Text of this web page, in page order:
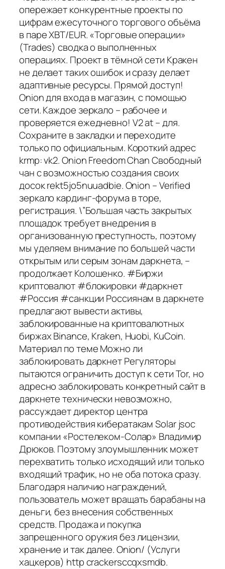
опережает конкурентные проекты по
цифрам ежесуточного торгового объёма
в паре XBT/EUR. «Торговые операции»
(Trades) сводка о выполненных
операциях. Проект в тёмной сети Кракен
не делает таких ошибок и сразу делает
адаптивные ресурсы. Прямой доступ!
Onion для входа в магазин, с помощью
сети. Каждое зеркало – рабочее и
проверяется ежедневно! V2 at – для.
Сохраните в закладки и переходите
только по официальным. Короткий адрес
krmp: vk2. Onion Freedom Chan Свободный
чан с возможностью создания своих
досок rekt5jo5nuuadbie. Onion – Verified
зеркало кардинг-форума в торе,
регистрация. \”Большая часть закрытых
площадок требует внедрения в
организованную преступность, поэтому
мы уделяем внимание по большей части
открытым или серым зонам даркнета, –
продолжает Колошенко. #Биржи
криптовалют #блокировки #даркнет
#Россия #санкции Россиянам в даркнете
предлагают вывести активы,
заблокированные на криптовалютных
биржах Binance, Kraken, Huobi, KuCoin.
Материал по теме Можно ли
заблокировать даркнет Регуляторы
пытаются ограничить доступ к сети Tor, но
адресно заблокировать конкретный сайт в
даркнете технически невозможно,
рассуждает директор центра
противодействия кибератакам Solar jsoc
компании «Ростелеком-Солар» Владимир
Дрюков. Поэтому злоумышленник может
перехватить только исходящий или только
входящий трафик, но не оба потока сразу.
Благодаря наличию награждений,
пользователь может вращать барабаны на
деньги, без внесения собственных
средств. Продажа и покупка
запрещенного оружия без лицензии,
хранение и так далее. Onion/ (Услуги
хацкеров) http crackersccqxsmdb.